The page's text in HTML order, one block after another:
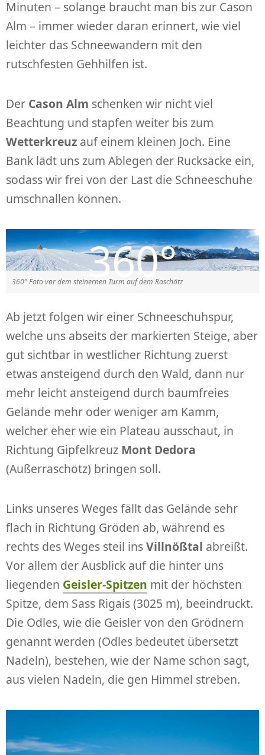
Minuten – solange braucht man bis zur Cason
Alm – immer wieder daran erinnert, wie viel
leichter das Schneewandern mit den
rutschfesten Gehhilfen ist.
Der Cason Alm schenken wir nicht viel
Beachtung und stapfen weiter bis zum
Wetterkreuz auf einem kleinen Joch. Eine
Bank lädt uns zum Ablegen der Rucksäcke ein,
sodass wir frei von der Last die Schneeschuhe
umschnallen können.
360° Foto vor dem steinernen Turm auf dem Raschötz
Ab jetzt folgen wir einer Schneeschuhspur,
welche uns abseits der markierten Steige, aber
gut sichtbar in westlicher Richtung zuerst
etwas ansteigend durch den Wald, dann nur
mehr leicht ansteigend durch baumfreies
Gelände mehr oder weniger am Kamm,
welcher eher wie ein Plateau ausschaut, in
Richtung Gipfelkreuz Mont Dedora
(Außerraschötz) bringen soll.
Links unseres Weges fällt das Gelände sehr
flach in Richtung Gröden ab, während es
rechts des Weges steil insVillnößtal abreißt.
Vor allem der Ausblick auf die hinter uns
liegenden Geisler-Spitzen mit der höchsten
Spitze, dem Sass Rigais (3025 m), beeindruckt.
Die Odles, wie die Geisler von den Grödnern
genannt werden (Odles bedeutet übersetzt
Nadeln), bestehen, wie der Name schon sagt,
aus vielen Nadeln, die gen Himmel streben.